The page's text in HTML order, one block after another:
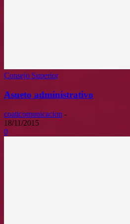
Consejo Superior
Asueto administrativo
coaticomunicacion -
18/11/2015
0